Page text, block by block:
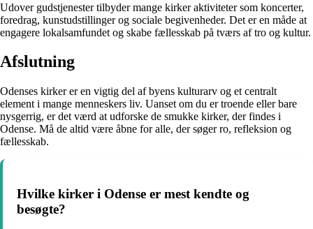
Udover gudstjenester tilbyder mange kirker aktiviteter som koncerter,
foredrag, kunstudstillinger og sociale begivenheder. Det er en måde at
engagere lokalsamfundet og skabe fællesskab på tværs af tro og kultur.
Afslutning
Odenses kirker er en vigtig del af byens kulturarv og et centralt
element i mange menneskers liv. Uanset om du er troende eller bare
nysgerrig, er det værd at udforske de smukke kirker, der findes i
Odense. Må de altid være åbne for alle, der søger ro, refleksion og
fællesskab.
Hvilke kirker i Odense er mest kendte og
besøgte?